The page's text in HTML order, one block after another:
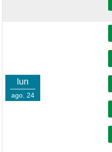
lun
ago. 24